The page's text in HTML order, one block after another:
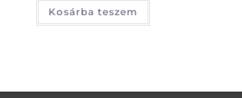
Kosárba teszem